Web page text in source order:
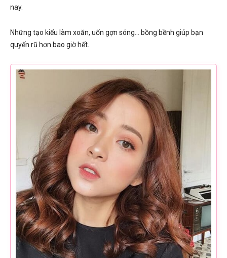
nay.
Những tạo kiểu làm xoăn, uốn gợn sóng… bồng bềnh giúp bạn
quyến rũ hơn bao giờ hết.